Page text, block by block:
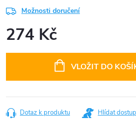
Možnosti doručení
274 Kč
VLOŽIT DO
Dotaz k produktu Hlídat